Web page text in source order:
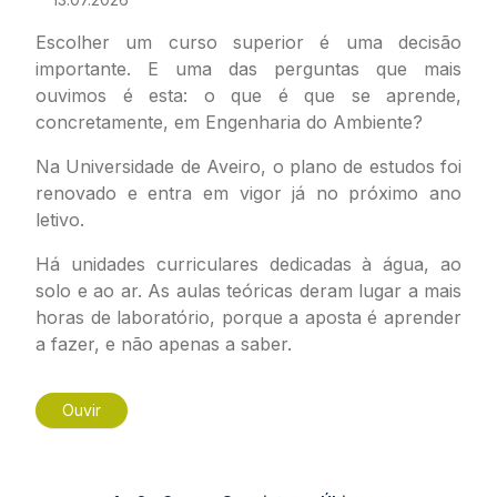
Escolher um curso superior é uma decisão
importante. E uma das perguntas que mais
ouvimos é esta: o que é que se aprende,
concretamente, em Engenharia do Ambiente?
Na Universidade de Aveiro, o plano de estudos foi
renovado e entra em vigor já no próximo ano
letivo.
Há unidades curriculares dedicadas à água, ao
solo e ao ar. As aulas teóricas deram lugar a mais
horas de laboratório, porque a aposta é aprender
a fazer, e não apenas a saber.
Ouvir